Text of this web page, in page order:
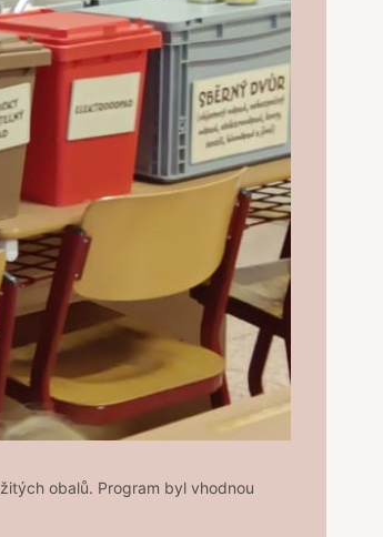
obalů. Program byl vhodnou